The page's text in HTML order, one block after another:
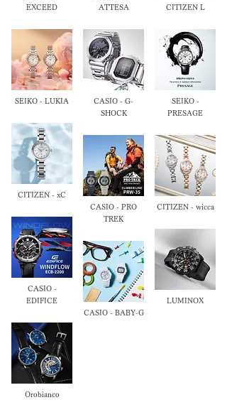
EXCEED
SEIKO - LUKIA
CITIZEN - xC
CASIO -
EDIFICE
Orobianco
ATTESA
CASIO - G-
SHOCK
CASIO - PRO
TREK
CASIO - BABY-G
CITIZEN L
SEIKO -
PRESAGE
CITIZEN - wicca
LUMINOX